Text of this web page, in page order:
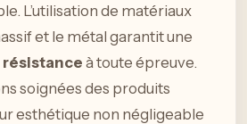
L’utilisation de matériaux
et le métal garantit une
résistance à toute épreuve.
soignées des produits
esthétique non négligeable